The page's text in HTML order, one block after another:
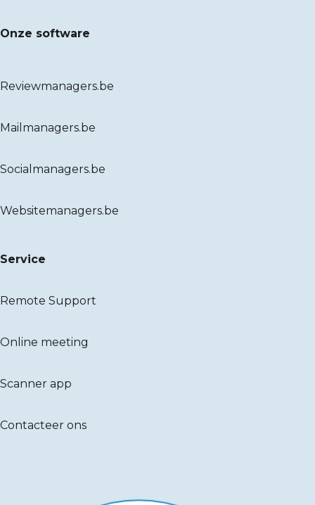
Onze software
Reviewmanagers.be
Mailmanagers.be
Socialmanagers.be
Websitemanagers.be
Service
Remote Support
Online meeting
Scanner app
Contacteer ons